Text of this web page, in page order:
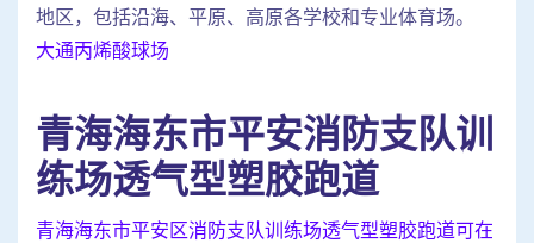
地区，包括沿海、平原、高原各学校和专业体育场。
大通丙烯酸球场
青海海东市平安消防支队训
练场透气型塑胶跑道
青海海东市平安区消防支队训练场透气型塑胶跑道可在